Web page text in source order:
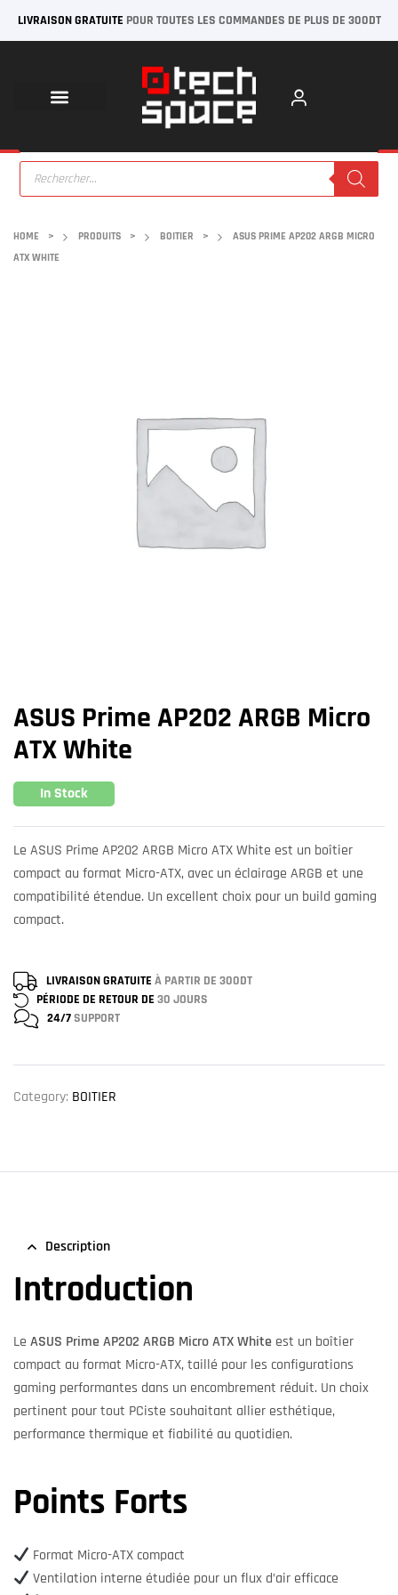
LIVRAISON GRATUITE POUR TOUTES LES COMMANDES DE PLUS DE 300DT
HOME > PRODUITS > BOITIER >
ASUS PRIME AP202 ARGB MICRO
ATX WHITE
ASUS Prime AP202 ARGB Micro
ATX White
In Stock
Le ASUS Prime AP202 ARGB Micro ATX White est un boîtier
compact au format Micro-ATX, avec un éclairage ARGB et une
compatibilité étendue. Un excellent choix pour un build gaming
compact.
LIVRAISON GRATUITE À PARTIR DE 300DT
PÉRIODE DE RETOUR DE 30 JOURS
24/7SUPPORT
Category: BOITIER
Description
Introduction
Le ASUS Prime AP202 ARGB Micro ATX White est un boîtier
compact au format Micro-ATX, taillé pour les configurations
gaming performantes dans un encombrement réduit. Un choix
pertinent pour tout PCiste souhaitant allier esthétique,
performance thermique et fiabilité au quotidien.
Points Forts
Format Micro-ATX compact
Ventilation interne étudiée pour un flux d’air efficace